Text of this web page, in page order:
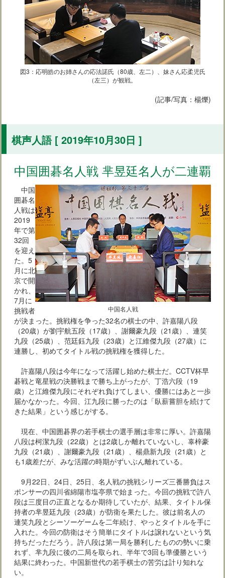
図3：応明皓のお姉さんの応法諾氏（80歳、左二）、妹さん応柔児氏
（左三）が観戦。
(記事/写真：楊爍)
棋声人語 [ 2019年10月30日 ]
中国囲碁名人戦 芈昱廷名人が二連覇
中国名人戦
中国
囲碁名
人戦は
2019
年で第
32回
を迎え
た。5
月に北
京で開
かれ、
7月に
挑戦者
が決まった。挑戦権を争った32名の棋士の中、許嘉陽八段
（20歳）が劉宇航五段（17歳）、謝爾豪九段（21歳）、連笑
九段（25歳）、范廷鈺九段（23歳）と江維傑九段（27歳）に
連勝し、初めてタイトル戦の挑戦権を獲得した。
許嘉陽八段は今年になって活躍し始めた棋士だ。CCTV杯早
碁戦と竜星戦の決勝戦まで勝ち上がったが、丁浩六段（19
歳）と江維傑九段にそれぞれ負けてしまい、優勝にはあと一歩
届かなかった。今回、江九段に勝ったのは「臥薪嘗胆を続けて
きた結果」という感じがする。
現在、中国囲碁界の若手棋士の選手層は非常に厚い。許嘉陽
八段は柯潔九段（22歳）とは2歳しか離れていないし、辜梓豪
九段（21歳）、謝爾豪九段（21歳）、楊鼎新九段（21歳）と
も1歳差だが、みな活躍の時期がずいぶん離れている。
9月22日、24日、25日、名人戦の挑戦シリーズ三番勝負はス
ポンサーの四川省綿陽市塩亭県で始まった。今回の挑戦で許八
段は三度目の正直となるか期待していたが、結果、タイトル保
持者の芈昱廷九段（23歳）が防衛を果たした。彼は前名人の
連笑九段とシーソーゲームを二年続け、やっとタイトルを手に
入れた。今回の防衛はそう簡単にタイトルは譲れないという気
持ちだっただろう。許八段は第一局を勝利したものの勢いに乗
れず、芈九段に後の二局を取られ、半年で3回も準優勝という
結果に終わった。中国新世代の若手棋士の苦労は計り知れな
い。